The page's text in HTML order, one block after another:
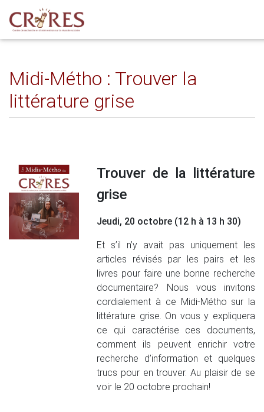
Midi-Métho : Trouver la
littérature grise
Trouver de la littérature
grise
Jeudi, 20 octobre (12 h à 13 h 30)
Et s’il n’y avait pas uniquement les
articles révisés par les pairs et les
livres pour faire une bonne recherche
documentaire? Nous vous invitons
cordialement à ce Midi-Métho sur la
littérature grise. On vous y expliquera
ce qui caractérise ces documents,
comment ils peuvent enrichir votre
recherche d’information et quelques
trucs pour en trouver. Au plaisir de se
voir le 20 octobre prochain!